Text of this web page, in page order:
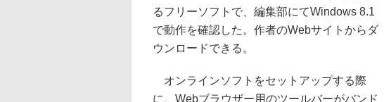
るフリーソフトで、編集部にてWindows 8.1
で動作を確認した。作者のWebサイトからダ
ウンロードできる。
オンラインソフトをセットアップする際
に、Webブラウザー用のツールバーがバンド